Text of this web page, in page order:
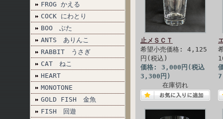
FROG かえる
COCK にわとり
BOO ぶた
ANTS ありんこ
RABBIT うさぎ
CAT ねこ
HEART
MONOTONE
GOLD FISH 金魚
FISH 回遊
止メＳＣＴ
希望小売価格: 4,125
円(税込)
価格: 3,000円(税込
3,300円)
在庫切れ